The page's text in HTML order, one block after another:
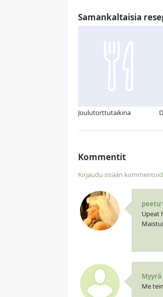
Samankaltaisia
Joulutorttutaikina
Kommentit
Kirjaudu sisään
Upeat
Myyrä
Me